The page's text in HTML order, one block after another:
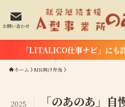
お問い合わせ
「LITALICO仕事ナビ」にも
ホーム MR向け弁当
「のあのあ」自
2025